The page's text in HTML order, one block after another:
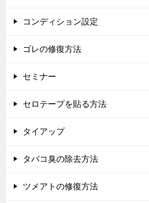
コンディション設定
ゴレの修復方法
セミナー
セロテープを貼る方法
タイアップ
タバコ臭の除去方法
ツメアトの修復方法